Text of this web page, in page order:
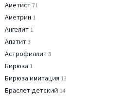
Аметист 71
Аметрин 1
Ангелит 1
Апатит 3
Астрофиллит 3
Бирюза 1
Бирюза имитация 13
Браслет детский 14